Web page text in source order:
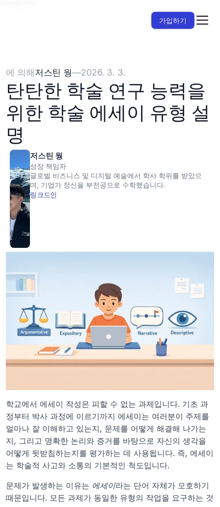
가입하기
에 의해저스틴 웡—2026. 3. 3.
탄탄한 학술 연구 능력을
위한 학술 에세이 유형 설
명
저스틴 웡
성장 책임자
글로벌 비즈니스 및 디지털 예술에서 학사 학위를 받았으
며, 기업가 정신을 부전공으로 수학했습니다.
링크드인
학교에서 에세이 작성은 피할 수 없는 과제입니다. 기초 과
정부터 박사 과정에 이르기까지 에세이는 여러분이 주제를
얼마나 잘 이해하고 있는지, 문제를 어떻게 해결해 나가는
지, 그리고 명확한 논리와 증거를 바탕으로 자신의 생각을
어떻게 뒷받침하는지를 평가하는 데 사용됩니다. 즉, 에세이
는 학술적 사고와 소통의 기본적인 척도입니다.
문제가 발생하는 이유는 에세이라는 단어 자체가 모호하기
때문입니다. 모든 과제가 동일한 유형의 작업을 요구하는 것